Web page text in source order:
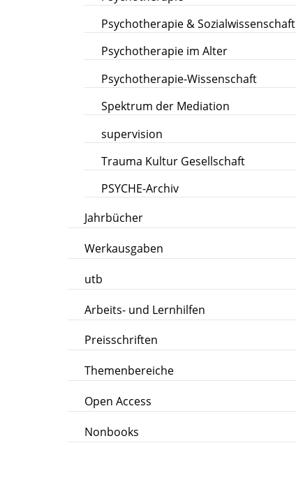
Psychotherapie & Sozialwissenschaft
Psychotherapie im Alter
Psychotherapie-Wissenschaft
Spektrum der Mediation
supervision
Trauma Kultur Gesellschaft
PSYCHE-Archiv
Jahrbücher
Werkausgaben
utb
Arbeits- und Lernhilfen
Preisschriften
Themenbereiche
Open Access
Nonbooks